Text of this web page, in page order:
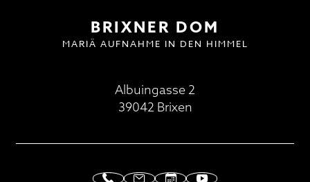
BRIXNER DOM
MARIÄ AUFNAHME IN DEN HIMMEL
Albuingasse 2
39042 Brixen